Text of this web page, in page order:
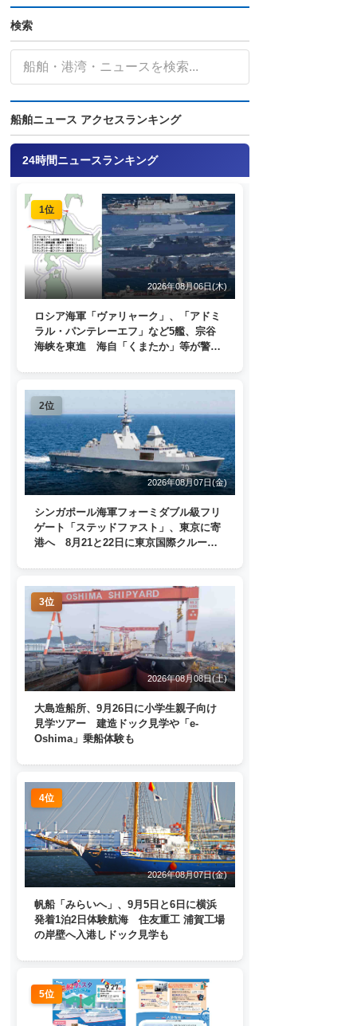
検索
船舶ニュース アクセスランキング
24時間ニュースランキング
1位
2026年08月06日(木)
ロシア海軍「ヴァリャーク」、「アドミ
ラル・パンテレーエフ」など5艦、宗谷
海峡を東進 海自「くまたか」等が警戒
2位
2026年08月07日(金)
シンガポール海軍フォーミダブル級フリ
ゲート「ステッドファスト」、東京に寄
港へ 8月21と22日に東京国際クルーズ
3位
2026年08月08日(土)
大島造船所、9月26日に小学生親子向け
見学ツアー 建造ドック見学や「e-
Oshima」乗船体験も
4位
2026年08月07日(金)
帆船「みらいへ」、9月5日と6日に横浜
発着1泊2日体験航海 住友重工 浦賀工場
の岸壁へ入港しドック見学も
5位